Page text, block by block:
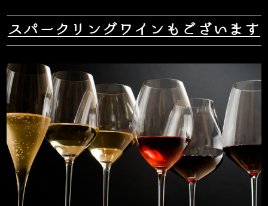
スパークリングワインもございます